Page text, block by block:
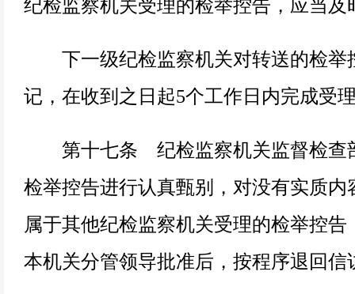
纪检监察机关受理的检举控告，应当及
下一级纪检监察机关对转送的检举
记，在收到之日起5个工作日内完成受
第十七条 纪检监察机关监督检查
检举控告进行认真甄别，对没有实质内
属于其他纪检监察机关受理的检举控告
本机关分管领导批准后，按程序退回信